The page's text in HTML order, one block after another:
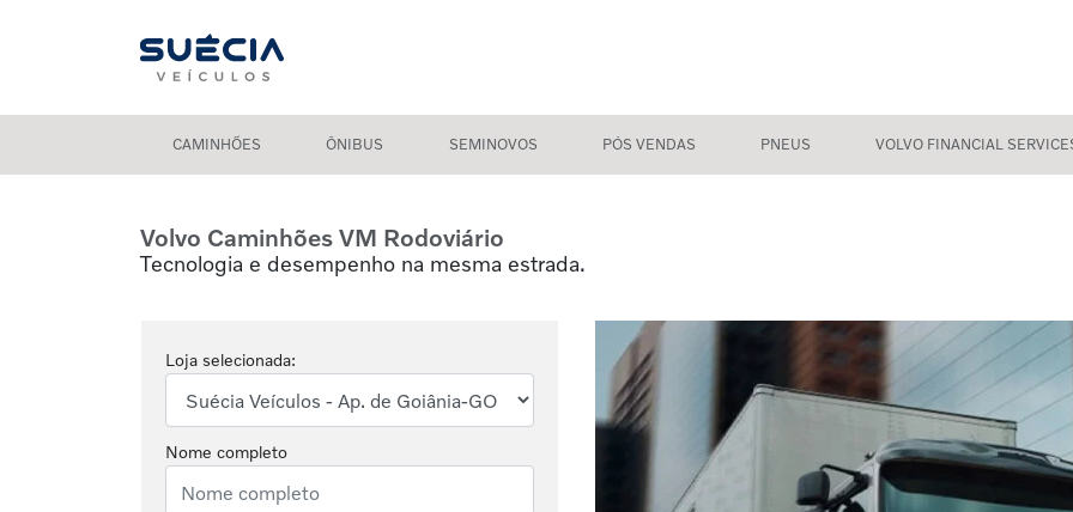
CAMINHÕES ÔNIBUS SEMINOVOS PÓS VENDAS PNEUS VOLVO FINANCIAL
Volvo Caminhões VM Rodoviário
Tecnologia e desempenho na mesma estrada.
Loja selecionada:
Nome completo